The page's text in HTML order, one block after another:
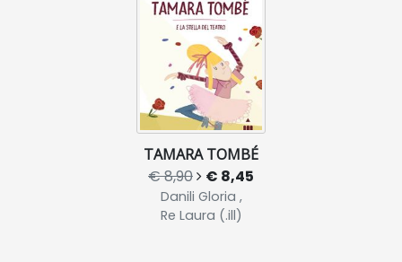
TAMARA TOMBÉ
€ 8,90 € 8,45
Danili Gloria ,
Re Laura (.ill)